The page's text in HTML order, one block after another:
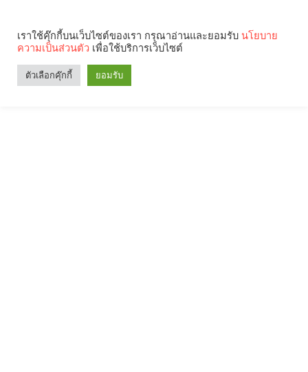
เราใช้คุ๊กกี้บนเว็บไซต์ของเรา กรุณาอ่านและยอมรับ นโยบาย
ความเป็นส่วนตัว เพื่อใช้บริการเว็บไซต์
ตัวเลือกคุ๊กกี้ ยอมรับ